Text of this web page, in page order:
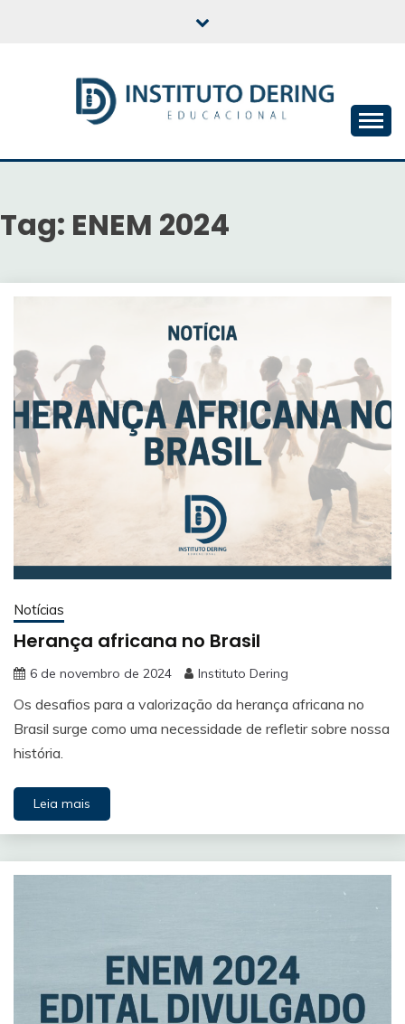
INSTITUTO DERING
EDUCACIONAL
Tag: ENEM 2024
Notícias
Herança africana no Brasil
6 de novembro de 2024 Instituto Dering
Os desafios para a valorização da herança africana no
Brasil surge como uma necessidade de refletir sobre nossa
história.
Leia mais